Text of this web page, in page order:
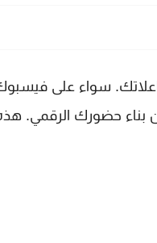
سواء على
حضورك الرقمي.